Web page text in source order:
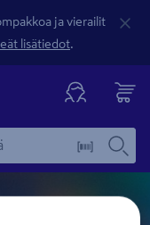
ja vierailit
lisätiedot.